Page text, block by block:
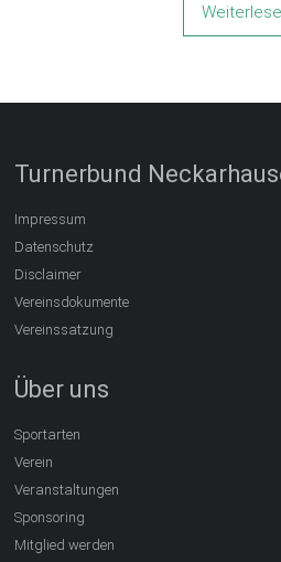
Turnerbund
Impressum
Datenschutz
Disclaimer
Vereinsdokumente
Vereinssatzung
Über uns
Sportarten
Verein
Veranstaltungen
Sponsoring
Mitglied werden